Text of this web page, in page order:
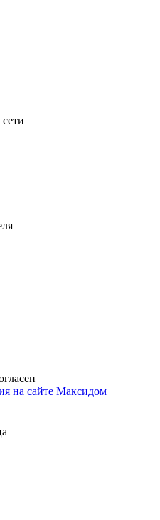
на сайте Максидом